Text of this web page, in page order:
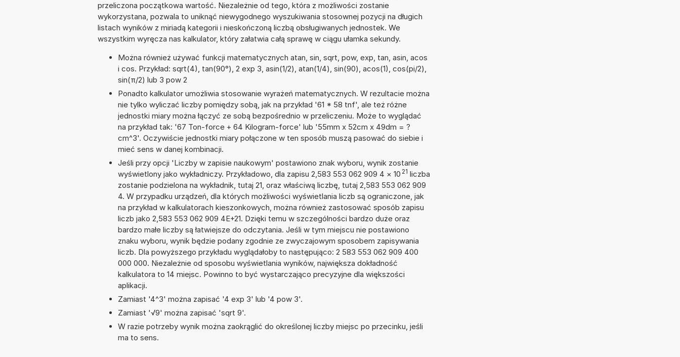
przeliczona początkowa wartość. Niezależnie od tego, która z możliwości zostanie
wykorzystana, pozwala to uniknąć niewygodnego wyszukiwania stosownej pozycji na długich
listach wyników z miriadą kategorii i nieskończoną liczbą obsługiwanych jednostek. We
wszystkim wyręcza nas kalkulator, który załatwia całą sprawę w ciągu ułamka sekundy.
Można również używać funkcji matematycznych atan, sin, sqrt, pow, exp, tan, asin, acos
i cos. Przykład: sqrt(4), tan(90°), 2 exp 3, asin(1/2), atan(1/4), sin(90), acos(1), cos(pi/2),
sin(π/2) lub 3 pow 2
Ponadto kalkulator umożliwia stosowanie wyrażeń matematycznych. W rezultacie można
nie tylko wyliczać liczby pomiędzy sobą, jak na przykład '61 * 58 tnf', ale też różne
jednostki miary można łączyć ze sobą bezpośrednio w przeliczeniu. Może to wyglądać
na przykład tak: '67 Ton-force + 64 Kilogram-force' lub '55mm x 52cm x 49dm = ?
cm^3'. Oczywiście jednostki miary połączone w ten sposób muszą pasować do siebie i
mieć sens w danej kombinacji.
Jeśli przy opcji 'Liczby w zapisie naukowym' postawiono znak wyboru, wynik zostanie
wyświetlony jako wykładniczy. Przykładowo, dla zapisu 2,583 553 062 909 4 × 10 21 liczba
zostanie podzielona na wykładnik, tutaj 21, oraz właściwą liczbę, tutaj 2,583 553 062 909
4. W przypadku urządzeń, dla których możliwości wyświetlania liczb są ograniczone, jak
na przykład w kalkulatorach kieszonkowych, można również zastosować sposób zapisu
liczb jako 2,583 553 062 909 4E+21. Dzięki temu w szczególności bardzo duże oraz
bardzo małe liczby są łatwiejsze do odczytania. Jeśli w tym miejscu nie postawiono
znaku wyboru, wynik będzie podany zgodnie ze zwyczajowym sposobem zapisywania
liczb. Dla powyższego przykładu wyglądałoby to następująco: 2 583 553 062 909 400
000 000. Niezależnie od sposobu wyświetlania wyników, największa dokładność
kalkulatora to 14 miejsc. Powinno to być wystarczająco precyzyjne dla większości
aplikacji.
Zamiast '4^3' można zapisać '4 exp 3' lub '4 pow 3'.
Zamiast '√9' można zapisać 'sqrt 9'.
W razie potrzeby wynik można zaokrąglić do określonej liczby miejsc po przecinku, jeśli
ma to sens.